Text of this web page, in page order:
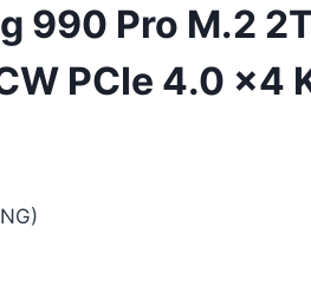
990 Pro M.2
PCIe 4.0 x4